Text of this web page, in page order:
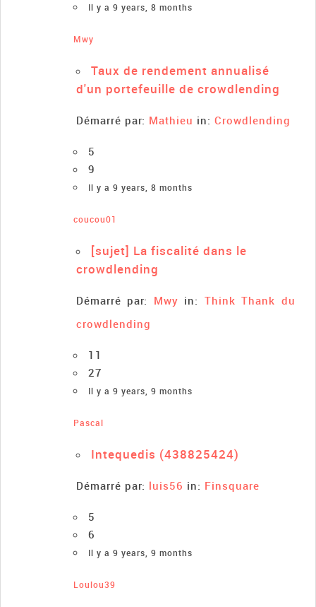
Il y a 9 years, 8 months
Mwy
Taux de rendement annualisé
d'un portefeuille de crowdlending
Démarré par: Mathieu in: Crowdlending
5
9
Il y a 9 years, 8 months
coucou01
[sujet] La fiscalité dans le
crowdlending
Démarré par: Mwy in: Think Thank du
crowdlending
11
27
Il y a 9 years, 9 months
Pascal
Intequedis (438825424)
Démarré par: luis56 in: Finsquare
5
6
Il y a 9 years, 9 months
Loulou39